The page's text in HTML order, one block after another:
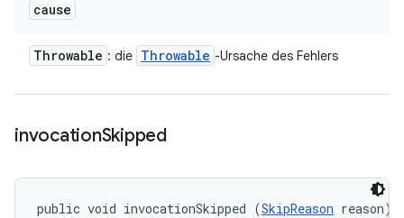
cause
Throwable : die Throwable -Ursache des Fehlers
invocationSkipped
public void invocationSkipped (SkipReason reason)